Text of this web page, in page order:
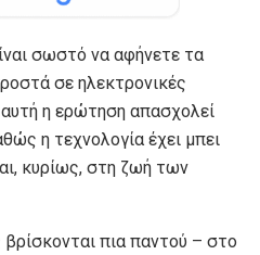
σωστό να αφήνετε τα
σε ηλεκτρονικές
η ερώτηση απασχολεί
η τεχνολογία έχει μπει
κυρίως, στη ζωή των
πια παντού – στο